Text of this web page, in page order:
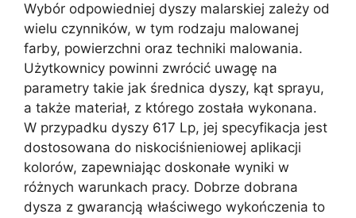
Wybór odpowiedniej dyszy malarskiej zależy od
wielu czynników, w tym rodzaju malowanej
farby, powierzchni oraz techniki malowania.
Użytkownicy powinni zwrócić uwagę na
parametry takie jak średnica dyszy, kąt sprayu,
a także materiał, z którego została wykonana.
W przypadku dyszy 617 Lp, jej specyfikacja jest
dostosowana do niskociśnieniowej aplikacji
kolorów, zapewniając doskonałe wyniki w
różnych warunkach pracy. Dobrze dobrana
dysza z gwarancją właściwego wykończenia to